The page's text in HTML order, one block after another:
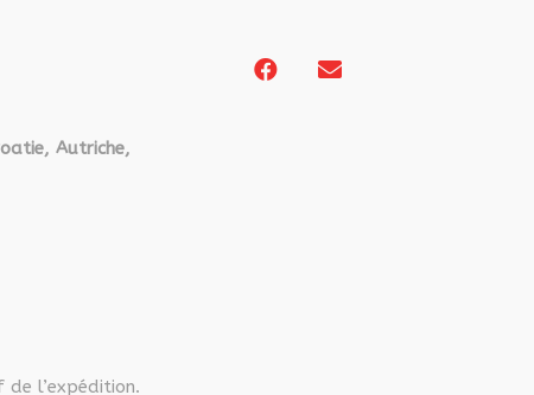
Autriche,
l’expédition.